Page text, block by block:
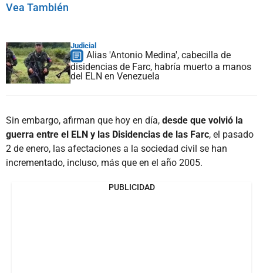
Vea También
Judicial
Alias 'Antonio Medina', cabecilla de
disidencias de Farc, habría muerto a manos
del ELN en Venezuela
Sin embargo, afirman que hoy en día, desde que volvió la
guerra entre el ELN y las Disidencias de las Farc, el pasado
2 de enero, las afectaciones a la sociedad civil se han
incrementado, incluso, más que en el año 2005.
PUBLICIDAD